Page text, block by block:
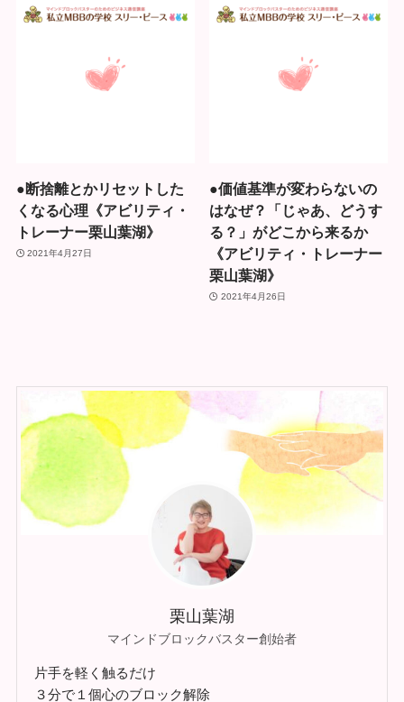
●断捨離とかリセットした
くなる心理《アビリティ・
トレーナー栗山葉湖》
2021年4月27日
●価値基準が変わらないの
はなぜ？「じゃあ、どうす
る？」がどこから来るか
《アビリティ・トレーナー
栗山葉湖》
2021年4月26日
栗山葉湖
マインドブロックバスター創始者
片手を軽く触るだけ
３分で１個心のブロック解除